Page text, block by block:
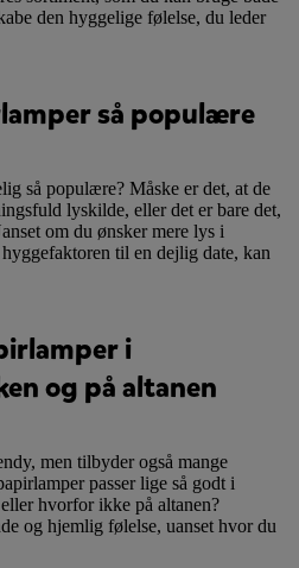
den hyggelige følelse, du leder
så populære
så populære? Måske er det, at de
lyskilde, eller det er bare det,
om du ønsker mere lys i
til en dejlig date, kan
i
og på altanen
men tilbyder også mange
passer lige så godt i
hvorfor ikke på altanen?
og hjemlig følelse, uanset hvor du